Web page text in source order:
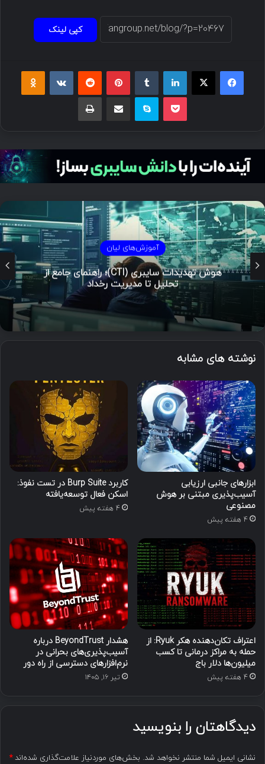
کپی لینک
فیسبوک ایکس لینکداین پینتریست
پاکت اسکایپ چاپ
آموزش‌های لیان
هوش تهدیدات سایبری (CTI)؛ راهنمای جامع از
تحلیل تا مدیریت رخداد
نوشته های مشابه
ابزارهای جانبی ارزیابی
آسیب‌پذیری مبتنی بر هوش
مصنوعی
4 هفته پیش
کاربرد Burp Suite در تست نفوذ:
اسکن فعال توسعه‌یافته
4 هفته پیش
اعتراف تکان‌دهنده هکر Ryuk: از
حمله به مراکز درمانی تا کسب
میلیون‌ها دلار باج
4 هفته پیش
هشدار BeyondTrust درباره
آسیب‌پذیری‌های بحرانی در
نرم‌افزارهای دسترسی از راه دور
تیر ۱۶, ۱۴۰۵
دیدگاهتان را بنویسید
نشانی ایمیل شما منتشر نخواهد شد. بخش‌های موردنیاز علامت‌گذاری شده‌اند*